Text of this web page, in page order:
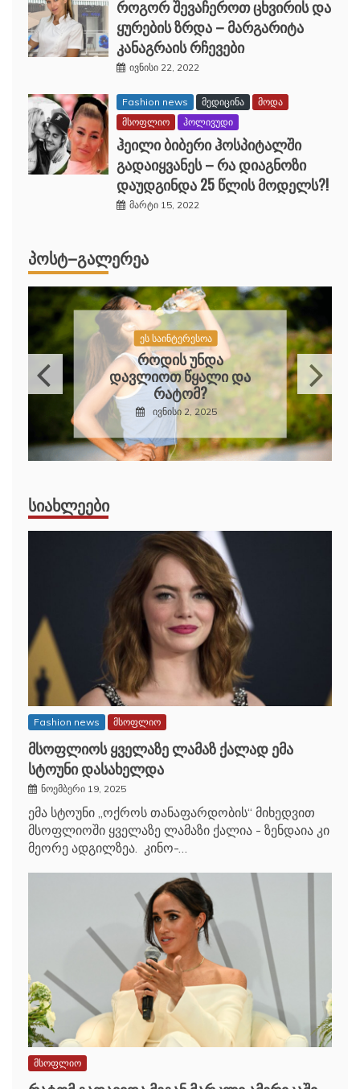
როგორ შევაჩეროთ ცხვირის და
ყურების ზრდა – მარგარიტა
კანაგრაის რჩევები
ივნისი 22, 2022
Fashion news მედიცინა
მოდა
მსოფლიო
ჰოლივუდი
ჰეილი ბიბერი ჰოსპიტალში
გადაიყვანეს – რა დიაგნოზი
დაუდგინდა 25 წლის მოდელს?!
მარტი 15, 2022
ᲞᲝᲡᲢ–ᲒᲐᲚᲔᲠᲔᲐ
ეს საინტერესოა
ᲠᲝᲒᲝᲠ ᲛᲝᲕᲘᲖᲘᲓᲝᲗ
ᲘᲦᲑᲐᲚᲘ ᲓᲐ
ᲬᲐᲠᲛᲐᲢᲔᲑᲐ?
დეკემბერი 5, 2024
ᲡᲘᲐᲮᲚᲔᲔᲑᲘ
მსოფლიოს ყველაზე ლამაზ ქალად ემა
სტოუნი დასახელდა
ნოემბერი 19, 2025
მსოფლიოში ყველაზე ლამაზი ქალია - ზენდაია კი
მეორე ადგილზეა. კინო-…
რატომ გადავიდა მეგან მარკლი ამერიკაში